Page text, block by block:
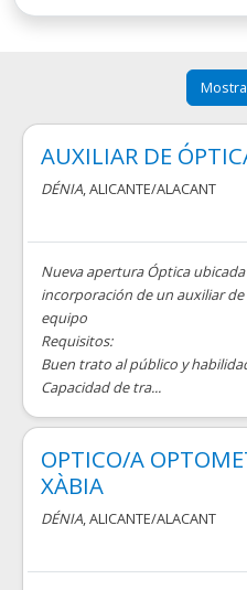
AUXILIAR DE
DÉNIA, ALICANTE/ALACANT
Nueva apertura Óptica
incorporación de un auxiliar
equipo
Requisitos:
Buen trato al público y
Capacidad de tra...
OPTICO/A
XÀBIA
DÉNIA, ALICANTE/ALACANT